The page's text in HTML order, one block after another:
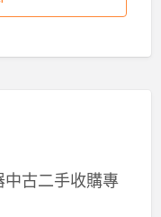
古二手收購專